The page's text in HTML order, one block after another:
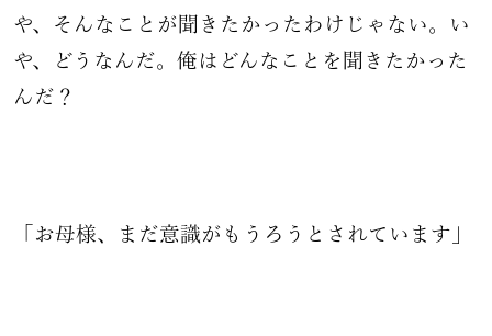
や、そんなことが聞きたかったわけじゃない。い
や、どうなんだ。俺はどんなことを聞きたかった
んだ？
「お母様、まだ意識がもうろうとされています」